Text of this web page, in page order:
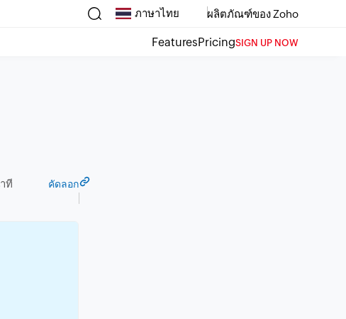
ภาษาไทย ผลิตภัณฑ์ของ Zoho
FeaturesPricingSIGN UP NOW
ที คัดลอก